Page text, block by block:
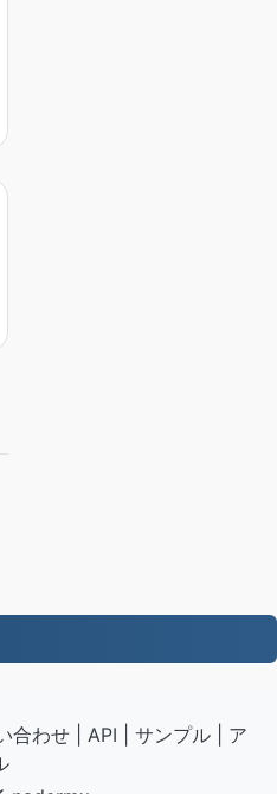
合わせ API サンプル
ア